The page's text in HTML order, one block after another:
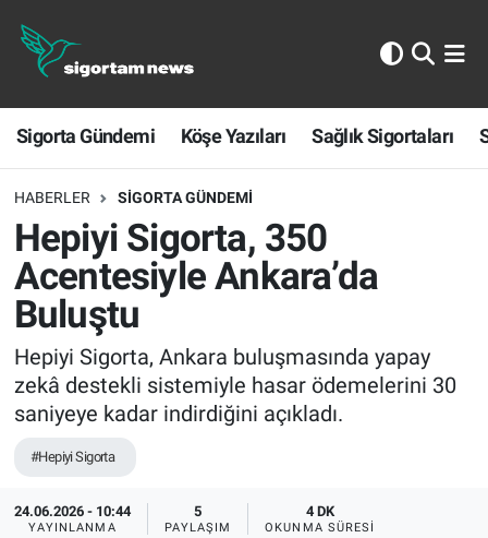
Sigorta Gündemi Köşe Yazıları Sağlık Sigortaları
HABERLER SIGORTA GÜNDEMI
Hepiyi Sigorta, 350
Acentesiyle Ankara’da
Buluştu
Hepiyi Sigorta, Ankara buluşmasında yapay
zekâ destekli sistemiyle hasar ödemelerini 30
saniyeye kadar indirdiğini açıkladı.
#Hepiyi Sigorta
24.06.2026 - 10:44
YAYINLANMA
5
PAYLAŞIM
4 DK
OKUNMA SÜRESI
Sigorta Gündemi
Köşe Yazıları
Sağlık Sigortaları
Sporun Sigortası
Ekonomi